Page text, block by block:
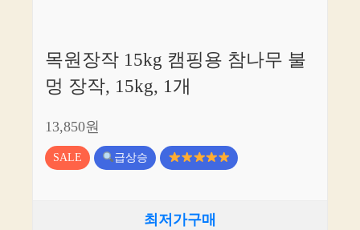
목원장작 15kg 캠핑용 참나무 불
멍 장작, 15kg, 1개
13,850원
SALE 급상승
최저가구매